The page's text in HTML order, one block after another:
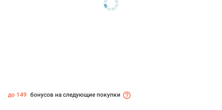
до 149 бонусов на следующие покупки